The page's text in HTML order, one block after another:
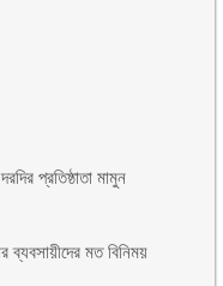
প্রতিষ্ঠাতা মামুন
ব্যবসায়ীদের মত বিনিময়